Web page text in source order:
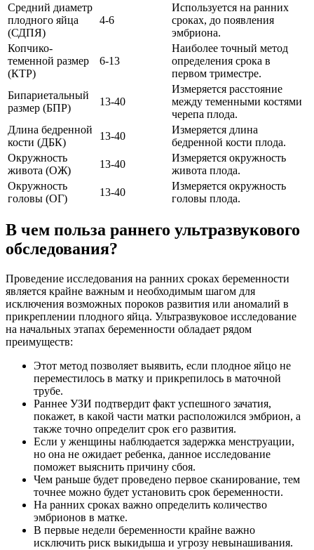
Средний диаметр
плодного яйца
(СДПЯ)
4-6
Используется на ранних
сроках, до появления
эмбриона.
Копчико-
теменной размер
(КТР)
6-13
Наиболее точный метод
определения срока в
первом триместре.
Бипариетальный
размер (БПР)
13-40
Измеряется расстояние
между теменными костями
черепа плода.
Длина бедренной
кости (ДБК)
13-40
Измеряется длина
бедренной кости плода.
Окружность
живота (ОЖ)
13-40
Измеряется окружность
живота плода.
Окружность
головы (ОГ)
13-40
Измеряется окружность
головы плода.
В чем польза раннего ультразвукового
обследования?
Проведение исследования на ранних сроках беременности
является крайне важным и необходимым шагом для
исключения возможных пороков развития или аномалий в
прикреплении плодного яйца. Ультразвуковое исследование
на начальных этапах беременности обладает рядом
преимуществ:
Этот метод позволяет выявить, если плодное яйцо не
переместилось в матку и прикрепилось в маточной
трубе.
Раннее УЗИ подтвердит факт успешного зачатия,
покажет, в какой части матки расположился эмбрион, а
также точно определит срок его развития.
Если у женщины наблюдается задержка менструации,
но она не ожидает ребенка, данное исследование
поможет выяснить причину сбоя.
Чем раньше будет проведено первое сканирование, тем
точнее можно будет установить срок беременности.
На ранних сроках важно определить количество
эмбрионов в матке.
В первые недели беременности крайне важно
исключить риск выкидыша и угрозу невынашивания.